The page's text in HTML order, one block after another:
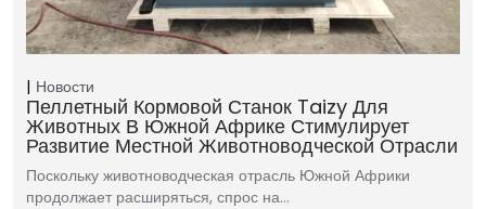
Новости
Пеллетный Кормовой Станок Taizy Для
Животных В Южной Африке Стимулирует
Развитие Местной Животноводческой Отрасли
Поскольку животноводческая отрасль Южной Африки
продолжает расширяться, спрос на…